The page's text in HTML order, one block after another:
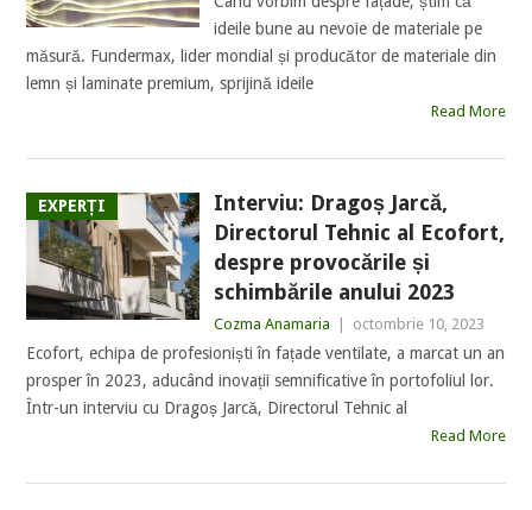
ideile bune au nevoie de materiale pe
măsură. Fundermax, lider mondial și producător de materiale din
lemn și laminate premium, sprijină ideile
Read More
EXPERȚI
Interviu: Dragoș Jarcă,
Directorul Tehnic al Ecofort,
despre provocările și
schimbările anului 2023
Cozma Anamaria octombrie 10, 2023
Ecofort, echipa de profesioniști în fațade ventilate, a marcat un an
prosper în 2023, aducând inovații semnificative în portofoliul lor.
Într-un interviu cu Dragoș Jarcă, Directorul Tehnic al
Read More